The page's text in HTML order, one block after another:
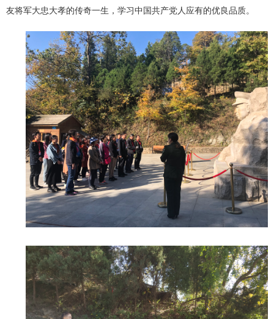
友将军大忠大孝的传奇一生，学习中国共产党人应有的优良品质。